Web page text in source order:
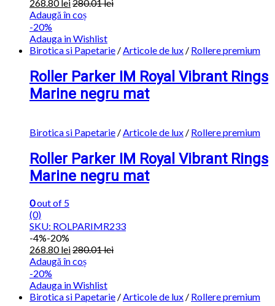
268.80lei280.01lei
Adaugă în coș
-20%
Adauga in Wishlist
Birotica si Papetarie /Articole de lux / Rollere premium
Roller Parker IM Royal Vibrant Rings
Marine negru mat
Birotica si Papetarie /Articole de lux / Rollere premium
Roller Parker IM Royal Vibrant Rings
Marine negru mat
0out of 5
(0)
SKU: ROLPARIMR233
-4%-20%
268.80lei280.01lei
Adaugă în coș
-20%
Adauga in Wishlist
Birotica si Papetarie / Articole de lux / Rollere premium